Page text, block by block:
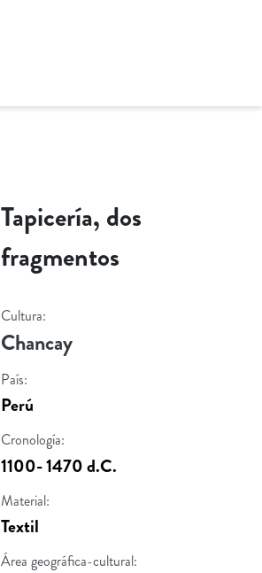
Tapicería, dos
fragmentos
Cultura:
Chancay
País:
Perú
Cronología:
1100- 1470 d.C.
Material:
Textil
Área geográfica-cultural: